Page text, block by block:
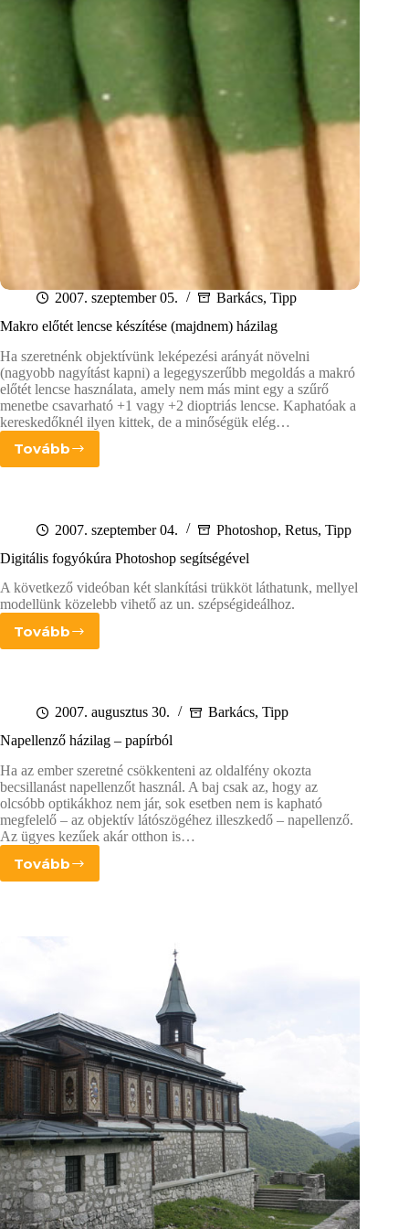
2007. szeptember 05. Barkács, Tipp
Makro előtét lencse készítése (majdnem) házilag
Ha szeretnénk objektívünk leképezési arányát növelni
(nagyobb nagyítást kapni) a legegyszerűbb megoldás a makró
előtét lencse használata, amely nem más mint egy a szűrő
menetbe csavarható +1 vagy +2 dioptriás lencse. Kaphatóak a
kereskedőknél ilyen kittek, de a minőségük elég…
TovábbMakro
(majdnem)
2007. szeptember 04. Photoshop, Retus, Tipp
Digitális fogyókúra Photoshop segítségével
A következő videóban két slankítási trükköt láthatunk, mellyel
modellünk közelebb vihető az un. szépségideálhoz.
TovábbDigitális
2007. augusztus 30. Barkács, Tipp
Napellenző házilag – papírból
Ha az ember szeretné csökkenteni az oldalfény okozta
becsillanást napellenzőt használ. A baj csak az, hogy az
olcsóbb optikákhoz nem jár, sok esetben nem is kapható
megfelelő – az objektív látószögéhez illeszkedő – napellenző.
Az ügyes kezűek akár otthon is…
TovábbNapellenző